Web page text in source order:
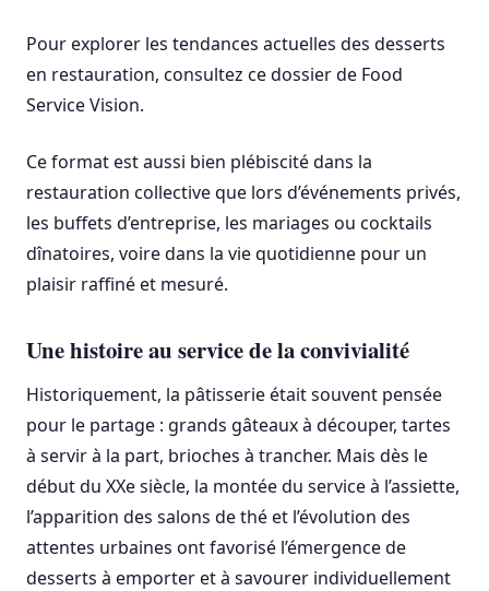
Pour explorer les tendances actuelles des desserts
en restauration, consultez ce dossier de Food
Service Vision.
Ce format est aussi bien plébiscité dans la
restauration collective que lors d’événements privés,
les buffets d’entreprise, les mariages ou cocktails
dînatoires, voire dans la vie quotidienne pour un
plaisir raffiné et mesuré.
Une histoire au service de la convivialité
Historiquement, la pâtisserie était souvent pensée
pour le partage : grands gâteaux à découper, tartes
à servir à la part, brioches à trancher. Mais dès le
début du XXe siècle, la montée du service à l’assiette,
l’apparition des salons de thé et l’évolution des
attentes urbaines ont favorisé l’émergence de
desserts à emporter et à savourer individuellement